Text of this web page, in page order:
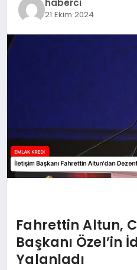
haberci
21 Ekim 2024
Fahrettin Altun,
Başkanı Özel’in
Yalanladı